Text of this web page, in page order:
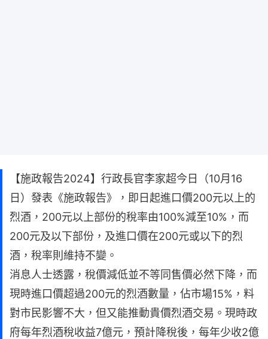
【施政報告2024】行政長官李家超今日（10月16
日）發表《施政報告》，即日起進口價200元以上的
烈酒，200元以上部份的稅率由100%減至10%，而
200元及以下部份，及進口價在200元或以下的烈
酒，稅率則維持不變。
消息人士透露，稅價減低並不等同售價必然下降，而
現時進口價超過200元的烈酒數量，佔市場15%，料
對市民影響不大，但又能推動貴價烈酒交易。現時政
府每年烈酒稅收益7億元，預計降稅後，每年少收2億